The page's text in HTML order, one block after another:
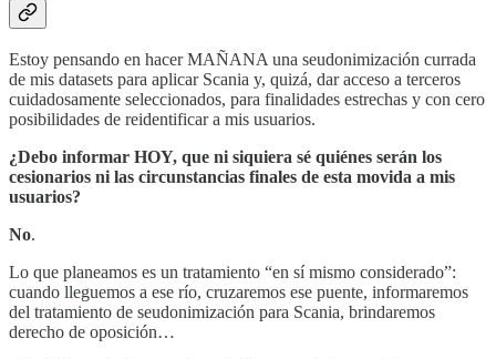
Estoy pensando en hacer MAÑANA una seudonimización currada
de mis datasets para aplicar Scania y, quizá, dar acceso a terceros
cuidadosamente seleccionados, para finalidades estrechas y con cero
posibilidades de reidentificar a mis usuarios.
¿Debo informar HOY, que ni siquiera sé quiénes serán los
cesionarios ni las circunstancias finales de esta movida a mis
usuarios?
No.
Lo que planeamos es un tratamiento “en sí mismo considerado”:
cuando lleguemos a ese río, cruzaremos ese puente, informaremos
del tratamiento de seudonimización para Scania, brindaremos
derecho de oposición…